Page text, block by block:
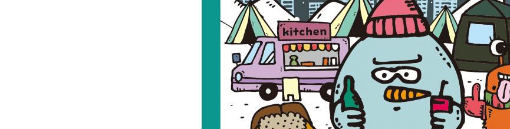
運営組織について
関連リンク集
Language
English
简体中文